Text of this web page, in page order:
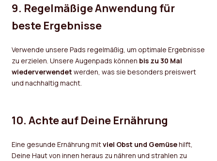
9. Regelmäßige Anwendung für
beste Ergebnisse
Verwende unsere Pads regelmäßig, um optimale Ergebnisse
zu erzielen. Unsere Augenpads können bis zu 30 Mal
wiederverwendet werden, was sie besonders preiswert
und nachhaltig macht.
10. Achte auf Deine Ernährung
Eine gesunde Ernährung mitviel Obst und Gemüsehilft,
Deine Haut von innen heraus zu nähren und strahlen zu